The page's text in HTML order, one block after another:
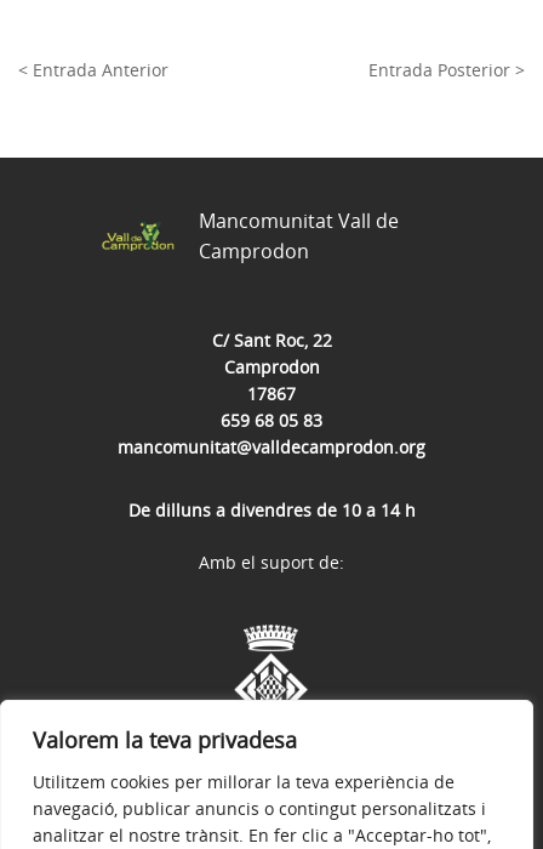
Valorem la teva privadesa
Utilitzem cookies per millorar la teva experiència de
navegació, publicar anuncis o contingut personalitzats i
analitzar el nostre trànsit. En fer clic a "Acceptar-ho tot",
< Entrada Anterior Entrada Posterior >
C/ Sant Roc, 22
Camprodon
17867
659 68 05 83
mancomunitat@valldecamprodon.org
De dilluns a divendres de 10 a 14 h
Mancomunitat Vall de
Camprodon
Amb el suport de: